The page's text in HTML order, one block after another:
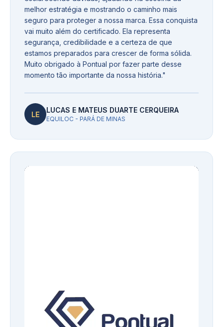
melhor estratégia e mostrando o caminho mais
seguro para proteger a nossa marca. Essa conquista
vai muito além do certificado. Ela representa
segurança, credibilidade e a certeza de que
estamos preparados para crescer de forma sólida.
Muito obrigado à Pontual por fazer parte desse
momento tão importante da nossa história."
LE LUCAS E MATEUS DUARTE CERQUEIRA
EQUILOC - PARÁ DE MINAS